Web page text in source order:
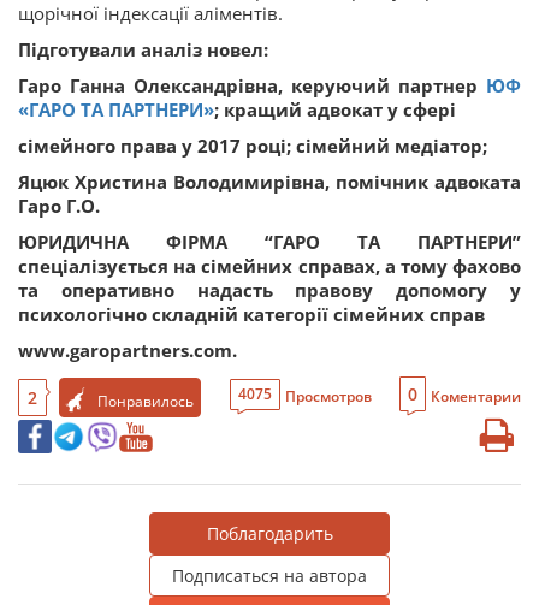
щорічної індексації аліментів.
Підготували аналіз новел:
Гаро Ганна Олександрівна, керуючий партнер ЮФ
«ГАРО ТА ПАРТНЕРИ»; кращий адвокат у сфері
сімейного права у 2017 році; сімейний медіатор;
Яцюк Христина Володимирівна, помічник адвоката
Гаро Г.О.
ЮРИДИЧНА ФІРМА “ГАРО ТА ПАРТНЕРИ”
спеціалізується на сімейних справах, а тому фахово
та оперативно надасть правову допомогу у
психологічно складній категорії сімейних справ
www.garopartners.com.
2 Понравилось 4075 Просмотров 0 Коментарии
Поблагодарить
Подписаться на автора